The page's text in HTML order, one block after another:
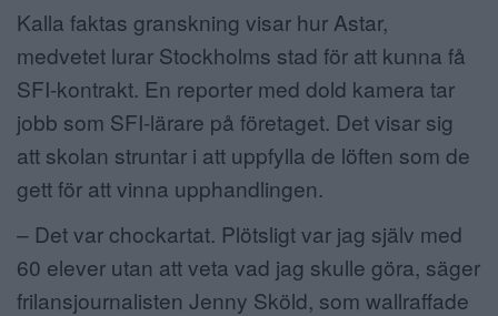
Kalla faktas granskning visar hur Astar,
medvetet lurar Stockholms stad för att kunna få
SFI-kontrakt. En reporter med dold kamera tar
jobb som SFI-lärare på företaget. Det visar sig
att skolan struntar i att uppfylla de löften som de
gett för att vinna upphandlingen.
– Det var chockartat. Plötsligt var jag själv med
60 elever utan att veta vad jag skulle göra, säger
frilansjournalisten Jenny Sköld, som wallraffade